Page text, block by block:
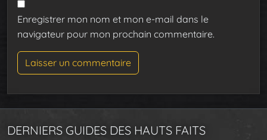
Enregistrer mon nom et mon e-mail dans le
navigateur pour mon prochain commentaire.
DERNIERS GUIDES DES HAUTS FAITS